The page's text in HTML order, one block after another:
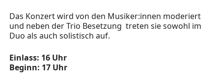
Das Konzert wird von den Musiker:innen moderiert
und neben der Trio Besetzung treten sie sowohl im
Duo als auch solistisch auf.
Einlass: 16 Uhr
Beginn: 17 Uhr